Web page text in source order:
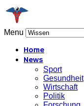
Menu
Home
News
Sport
Gesundheit
Wirtschaft
Politik